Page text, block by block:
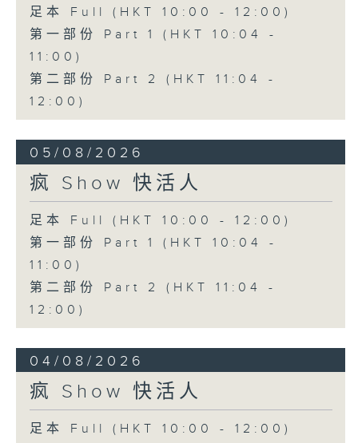
足本 Full (HKT 10:00 - 12:00)
第一部份 Part 1 (HKT 10:04 -
11:00)
第二部份 Part 2 (HKT 11:04 -
12:00)
05/08/2026
疯 Show 快活人
足本 Full (HKT 10:00 - 12:00)
第一部份 Part 1 (HKT 10:04 -
11:00)
第二部份 Part 2 (HKT 11:04 -
12:00)
04/08/2026
疯 Show 快活人
足本 Full (HKT 10:00 - 12:00)